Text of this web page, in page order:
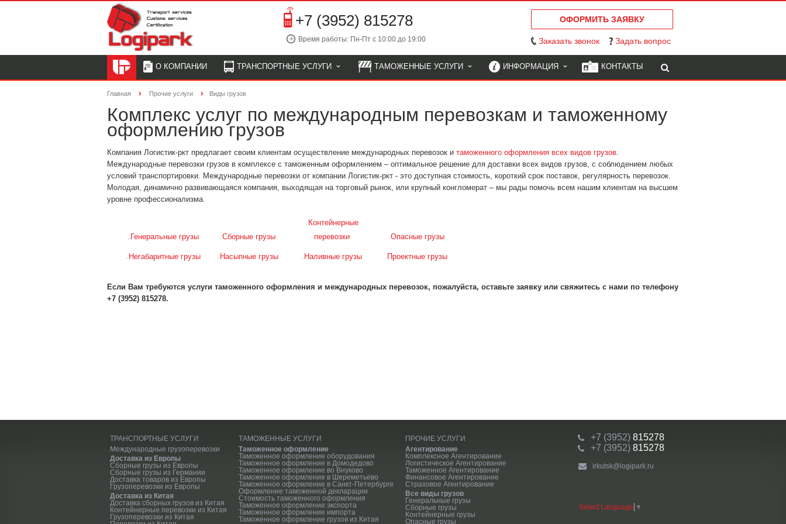
+7 (3952) 815278
Время работы: Пн-Пт с 10:00 до 19:00
ОФОРМИТЬ ЗАЯВКУ
Заказать звонок Задать вопрос
О КОМПАНИИ ТРАНСПОРТНЫЕ УСЛУГИ ТАМОЖЕННЫЕ УСЛУГИ ИНФОРМАЦИЯ КОНТАКТЫ
Главная Прочие услуги Виды грузов
Комплекс услуг по международным перевозкам и таможенному
оформлению грузов
Компания Логистик-ркт предлагает своим клиентам осуществление международных перевозок и таможенного оформления всех видов грузов.
Международные перевозки грузов в комплексе с таможенным оформлением – оптимальное решение для доставки всех видов грузов, с соблюдением любых
условий транспортировки. Международные перевозки от компании Логистик-ркт - это доступная стоимость, короткий срок поставок, регулярность перевозок.
Молодая, динамично развивающаяся компания, выходящая на торговый рынок, или крупный конгломерат – мы рады помочь всем нашим клиентам на высшем
уровне профессионализма.
Генеральные грузы Сборные грузы
Контейнерные
перевозки
Опасные грузы
Негабаритные грузы Насыпные грузы Наливные грузы Проектные грузы
Если Вам требуются услуги таможенного оформления и международных перевозок, пожалуйста, оставьте заявку или свяжитесь с нами по телефону
+7 (3952) 815278.
ТРАНСПОРТНЫЕ УСЛУГИ
Международные грузоперевозки
Доставка из Европы
Сборные грузы из Европы
Сборные грузы из Германии
Доставка товаров из Европы
Грузоперевозки из Европы
Доставка из Китая
Доставка сборных грузов из Китая
Контейнерные перевозки из Китая
Грузоперевозки из Китая
ТАМОЖЕННЫЕ УСЛУГИ
Таможенное оформление
Таможенное оформление оборудования
Таможенное оформление в Домодедово
Таможенное оформление во Внуково
Таможенное оформление в Шереметьево
Таможенное оформление в Санкт-Петербурге
Оформление таможенной декларации
Стоимость таможенного оформления
Таможенное оформление экспорта
Таможенное оформление импорта
Таможенное оформление грузов из Китая
ПРОЧИЕ УСЛУГИ
Агентирование
Комплексное Агентирование
Логистическое Агентирование
Таможенное Агентирование
Финансовое Агентирование
Страховое Агентирование
Все виды грузов
Генеральные грузы
Сборные грузы
Контейнерные грузы
Опасные грузы
+7 (3952) 815278
+7 (3952) 815278
irkutsk@logipark.ru
Select Language ▼